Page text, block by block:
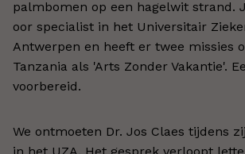
palmbomen op een hagelwit strand.
oor specialist in het Universitair
Antwerpen en heeft er twee missies
Tanzania als 'Arts Zonder Vakantie'.
voorbereid.
We ontmoeten Dr. Jos Claes tijdens